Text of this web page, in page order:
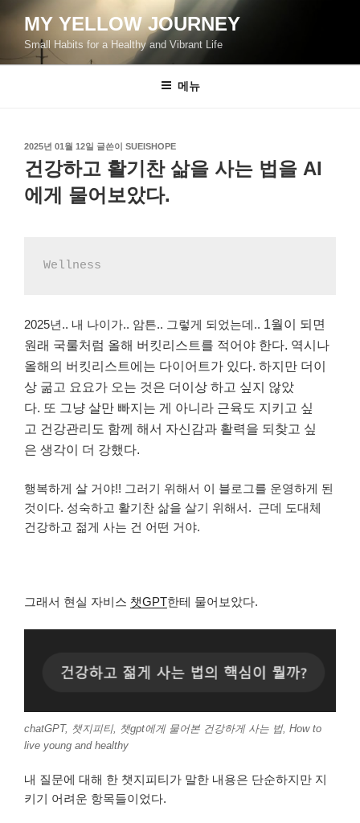
로
MY YELLOW JOURNEY
Small Habits for a Healthy and Vibrant Life
메뉴
작
성
일
자
2025년 01월 12일 글쓴이 SUEISHOPE
건강하고 활기찬 삶을 사는 법을 AI
에게 물어보았다.
Wellness
2025년.. 내 나이가.. 암튼.. 그렇게 되었는데.. 1월이 되면
원래 국룰처럼 올해 버킷리스트를 적어야 한다. 역시나
올해의 버킷리스트에는 다이어트가 있다. 하지만 더이
상 굶고 요요가 오는 것은 더이상 하고 싶지 않았
다. 또 그냥 살만 빠지는 게 아니라 근육도 지키고 싶
고 건강관리도 함께 해서 자신감과 활력을 되찾고 싶
은 생각이 더 강했다.
행복하게 살 거야!! 그러기 위해서 이 블로그를 운영하게 된
것이다. 성숙하고 활기찬 삶을 살기 위해서. 근데 도대체
건강하고 젊게 사는 건 어떤 거야.
그래서 현실 자비스 챗GPT한테 물어보았다.
chatGPT, 챗지피티, 챗gpt에게 물어본 건강하게 사는 법, How to
live young and healthy
내 질문에 대해 한 챗지피티가 말한 내용은 단순하지만 지
키기 어려운 항목들이었다.